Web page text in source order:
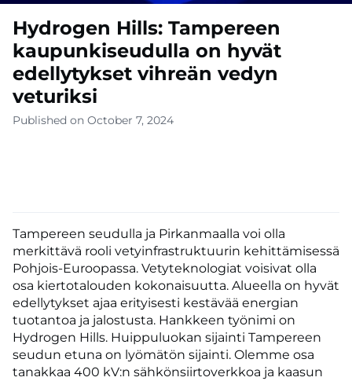
Hydrogen Hills: Tampereen
kaupunkiseudulla on hyvät
edellytykset vihreän vedyn
veturiksi
Published on October 7, 2024
Tampereen seudulla ja Pirkanmaalla voi olla
merkittävä rooli vetyinfrastruktuurin kehittämisessä
Pohjois-Euroopassa. Vetyteknologiat voisivat olla
osa kiertotalouden kokonaisuutta. Alueella on hyvät
edellytykset ajaa erityisesti kestävää energian
tuotantoa ja jalostusta. Hankkeen työnimi on
Hydrogen Hills. Huippuluokan sijainti Tampereen
seudun etuna on lyömätön sijainti. Olemme osa
tanakkaa 400 kV:n sähkönsiirtoverkkoa ja kaasun